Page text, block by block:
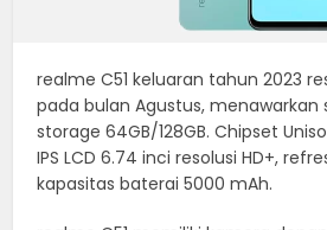
realme C51 keluaran tahun 2023
pada bulan Agustus, menawarkan
storage 64GB/128GB. Chipset
IPS LCD 6.74 inci resolusi HD+,
kapasitas baterai 5000 mAh.